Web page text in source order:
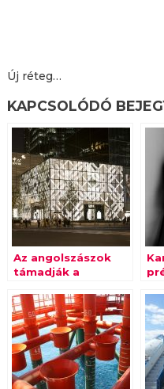
Új réteg…
KAPCSOLÓDÓ
Az angolszászok
támadják a
márkákat